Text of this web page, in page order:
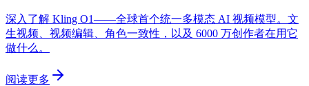
深入了解 Kling O1——全球首个统一多模态 AI 视频模型。文
生视频、视频编辑、角色一致性，以及 6000 万创作者在用它
做什么。
阅读更多